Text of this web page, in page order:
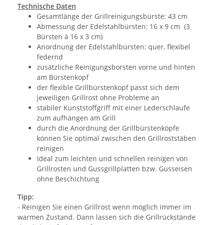
Technische Daten
Gesamtlänge der Grillreinigungsbürste: 43 cm
Abmessung der Edelstahlbürsten: 16 x 9 cm (3
Bürsten à 16 x 3 cm)
Anordnung der Edelstahlbürsten: quer, flexibel
federnd
zusätzliche Reinigungsborsten vorne und hinten
am Bürstenkopf
der flexible Grillbürstenkopf passt sich dem
jeweiligen Grillrost ohne Probleme an
stabiler Kunststoffgriff mit einer Lederschlaufe
zum aufhängen am Grill
durch die Anordnung der Grillbürstenköpfe
können Sie optimal zwischen den Grillroststäben
reinigen
Ideal zum leichten und schnellen reinigen von
Grillrosten und Gussgrillplatten bzw. Gusseisen
ohne Beschichtung
Tipp:
- Reinigen Sie einen Grillrost wenn möglich immer im
warmen Zustand. Dann lassen sich die Grillrückstände